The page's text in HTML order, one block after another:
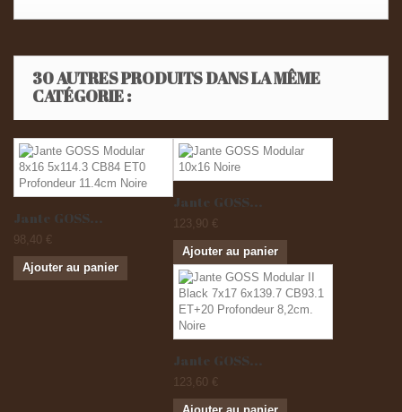
30 AUTRES PRODUITS DANS LA MÊME
CATÉGORIE :
Jante GOSS...
98,40 €
Ajouter au panier
Jante GOSS...
123,90 €
Ajouter au panier
Jante GOSS...
123,60 €